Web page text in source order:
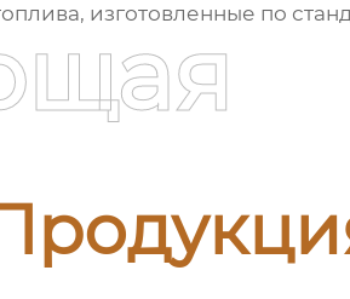
изготовленные по